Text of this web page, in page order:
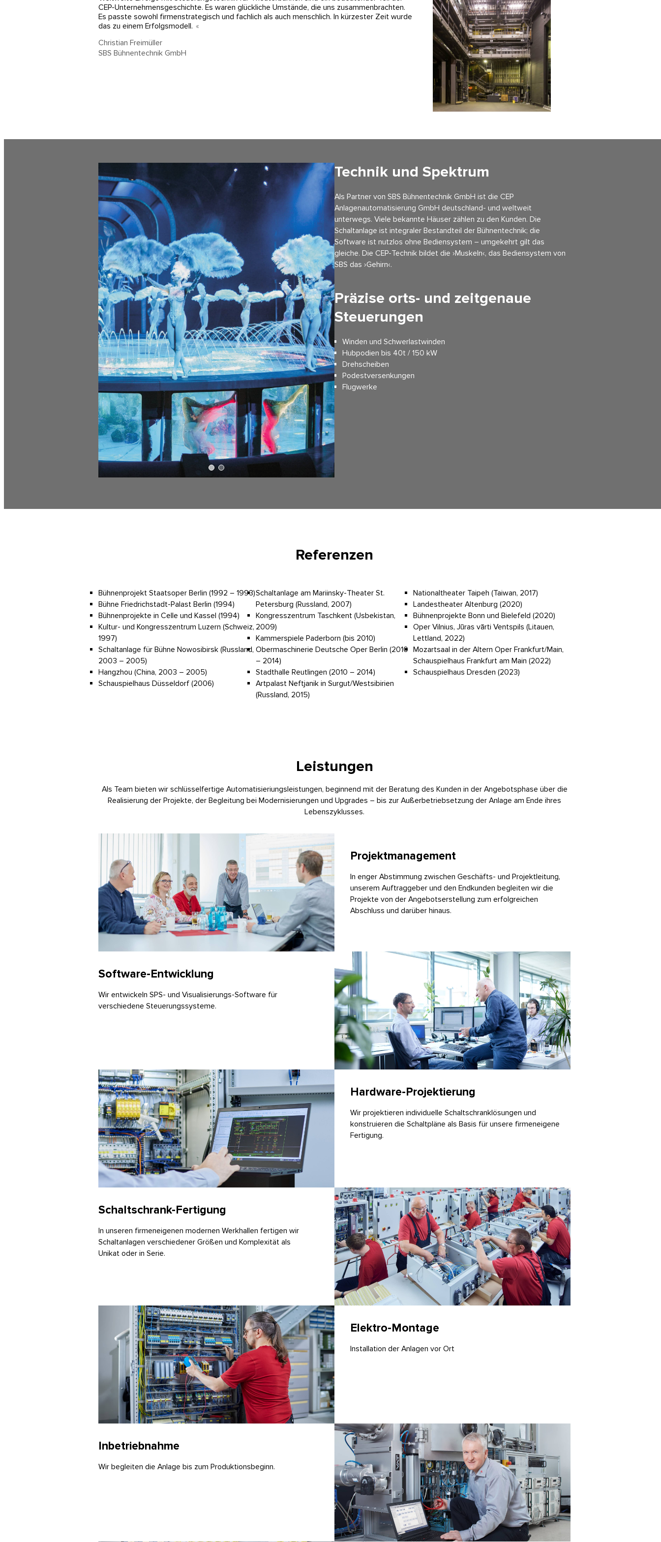
CEP-Unternehmensgeschichte. Es waren glückliche Umstände, die uns zusammenbrachten.
Es passte sowohl firmenstrategisch und fachlich als auch menschlich. In kürzester Zeit wurde
das zu einem Erfolgsmodell.
Christian Freimüller
SBS Bühnentechnik GmbH
Technik und Spektrum
Als Partner von SBS Bühnentechnik GmbH ist die CEP
Anlagenautomatisierung GmbH deutschland- und weltweit
unterwegs. Viele bekannte Häuser zählen zu den Kunden. Die
Schaltanlage ist integraler Bestandteil der Bühnentechnik; die
Software ist nutzlos ohne Bediensystem – um­gekehrt gilt das
gleiche. Die CEP-Technik bildet die ›Muskeln‹, das Bediensystem von
SBS das ›Gehirn‹.
Präzise orts- und zeitgenaue
Steuerungen
Winden und Schwerlastwinden
Hubpodien bis 40t / 150 kW
Drehscheiben
Podestversenkungen
Flugwerke
Referenzen
Bühnenprojekt Staatsoper Berlin (1992 – 1993)
Bühne Friedrichstadt-Palast Berlin (1994)
Bühnenprojekte in Celle und Kassel (1994)
Kultur- und Kongresszentrum Luzern (Schweiz,
1997)
Schaltanlage für Bühne Nowosibirsk (Russland,
2003 – 2005)
Hangzhou (China, 2003 – 2005)
Schauspielhaus Düsseldorf (2006)
Schaltanlage am Mariinsky-Theater St.
Petersburg (Russland, 2007)
Kongresszentrum Taschkent (Usbekistan,
2009)
Kammerspiele Paderborn (bis 2010)
Obermaschinerie Deutsche Oper Berlin (2010
– 2014)
Stadthalle Reutlingen (2010 – 2014)
Artpalast Neftjanik in Surgut/Westsibirien
(Russland, 2015)
Nationaltheater Taipeh (Taiwan, 2017)
Landestheater Altenburg (2020)
Bühnenprojekte Bonn und Bielefeld (2020)
Oper Vilnius, Jūras vārti Ventspils (Litauen,
Lettland, 2022)
Mozartsaal in der Altern Oper Frankfurt/Main,
Schauspielhaus Frankfurt am Main (2022)
Schauspielhaus Dresden (2023)
Leistungen
Als Team bieten wir schlüsselfertige Automatisieriungsleistungen, beginnend mit der Beratung des Kunden in der Angebotsphase über die
Realisierung der Projekte, der Begleitung bei Modernisierungen und Upgrades – bis zur Außerbetriebsetzung der Anlage am Ende ihres
Lebenszyklusses.
Projektmanagement
In enger Abstimmung zwischen Geschäfts- und Projektleitung,
unserem Auftraggeber und den Endkunden begleiten wir die
Projekte von der Angebotserstellung zum erfolgreichen
Abschluss und darüber hinaus.
Software-Entwicklung
Wir entwickeln SPS- und Visualisierungs-Software für
verschiedene Steuerungssysteme.
Hardware-Projektierung
Wir projektieren individuelle Schaltschranklösungen und
konstruieren die Schaltpläne als Basis für unsere firmeneigene
Fertigung.
Schaltschrank-Fertigung
In unseren firmeneigenen modernen Werkhallen fertigen wir
Schaltanlagen verschiedener Größen und Komplexität als
Unikat oder in Serie.
Elektro-Montage
Installation der Anlagen vor Ort
Inbetriebnahme
Wir begleiten die Anlage bis zum Produktionsbeginn.